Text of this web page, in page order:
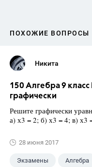
ПОХОЖИЕ ВОПРОСЫ
Никита
150 Алгебра 9
графически
Решите графически
а) х3 = 2; б) х3 = 4; в) х3
28 июня 2017
Экзамены Алгебра